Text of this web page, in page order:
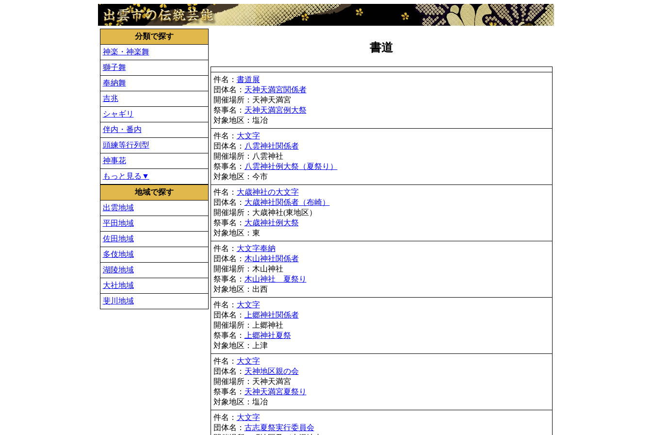
分類で探す
神楽・神楽舞
獅子舞
奉納舞
吉兆
シャギリ
伴内・番内
頭練等行列型
神事花
もっと見る▼
地域で探す
出雲地域
平田地域
佐田地域
多伎地域
湖陵地域
大社地域
斐川地域
書道
件名： 書道展
団体名： 天神天満宮関係者
開催場所：天神天満宮
祭事名： 天神天満宮例大祭
対象地区：塩冶
件名： 大文字
団体名： 八雲神社関係者
開催場所：八雲神社
祭事名： 八雲神社例大祭（夏祭り）
対象地区：今市
件名： 大歳神社の大文字
団体名： 大歳神社関係者（布崎）
開催場所：大歳神社(東地区）
祭事名： 大歳神社例大祭
対象地区：東
件名： 大文字奉納
団体名： 木山神社関係者
開催場所：木山神社
祭事名： 木山神社 夏祭り
対象地区：出西
件名： 大文字
団体名：
上郷神社関係者
開催場所：上郷神社
祭事名：
上郷神社夏祭
対象地区：上津
件名： 大文字
団体名： 天神地区親の会
開催場所：天神天満宮
祭事名： 天神天満宮夏祭り
対象地区：塩冶
件名： 大文字
団体名： 古志夏祭実行委員会